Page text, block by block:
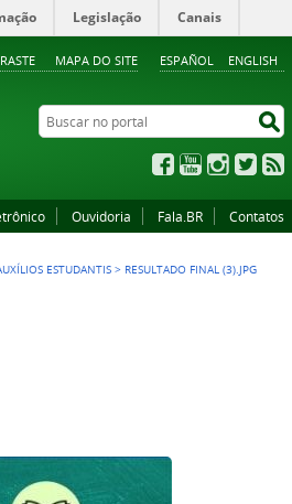
ESPAÑOL ENGLISH
MAPA DO SITE
Legislação Canais
Buscar no portal
FacebookYouTubeInstagram
Twitter
Ouvidoria Fala.BR Contatos
ESTUDANTIS > RESULTADO FINAL (3).JPG